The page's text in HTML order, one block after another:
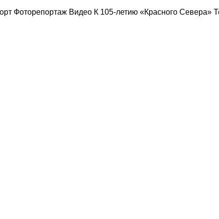
во всех муниципалитетах Вологодчины
через чат-бот
в Комсомольском парке
в лесу под Вологдой
августе в «Путешествие мечты»
акции «Огни вечерней Вологды»
Фоторепортаж Видео К 105-летию «Красного Севера»